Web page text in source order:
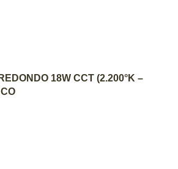
AL CARRITO
18W CCT (2.200°K –